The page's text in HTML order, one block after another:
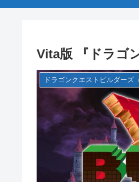
Vita版 『ドラゴ
ドラゴンクエストビルダーズ